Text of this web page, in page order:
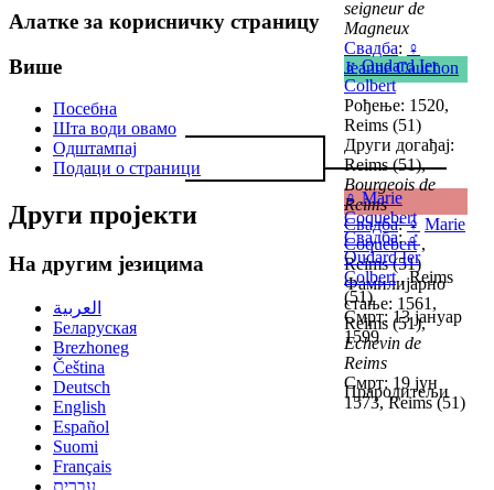
seigneur de
Magneux
Свадба: ♀
Jeanne Cauchon
♂ Oudard Ier
Colbert
Рођење: 1520,
Reims (51)
Други догађај:
Reims (51),
Bourgeois de
Reims
Свадба:♀ Marie
Coquebert,
Reims (51)
Фамилијарно
стање: 1561,
Reims (51),
Echevin de
Reims
Смрт: 19 јун
1573, Reims (51)
♀ Marie
Coquebert
Свадба:♂
Oudard Ier
Colbert, Reims
(51)
Смрт: 13 јануар
1599
Прародитељи
Алатке за корисничку страницу
Више
Посебна
Шта води овамо
Одштампај
Подаци о страници
Други пројекти
На другим језицима
العربية
Беларуская
Brezhoneg
Čeština
Deutsch
English
Español
Suomi
Français
עברית